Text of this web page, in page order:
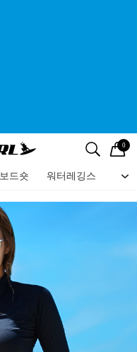
검색
0
보드숏 워터레깅스 비
메뉴